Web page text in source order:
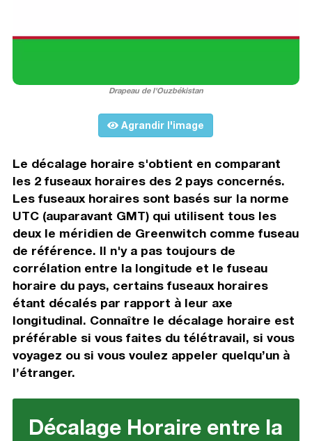
Drapeau de l'Ouzbékistan
Agrandir l'image
Le décalage horaire s'obtient en comparant
les 2 fuseaux horaires des 2 pays concernés.
Les fuseaux horaires sont basés sur la norme
UTC (auparavant GMT) qui utilisent tous les
deux le méridien de Greenwitch comme fuseau
de référence. Il n'y a pas toujours de
corrélation entre la longitude et le fuseau
horaire du pays, certains fuseaux horaires
étant décalés par rapport à leur axe
longitudinal. Connaître le décalage horaire est
préférable si vous faites du télétravail, si vous
voyagez ou si vous voulez appeler quelqu’un à
l’étranger.
Décalage Horaire entre la